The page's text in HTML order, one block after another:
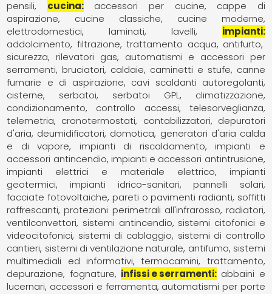
pensili
cucina accessori per cucine
cappe di
aspirazione
cucine classiche
cucine moderne
elettrodomestici
laminati lavelli
impianti
addolcimento, filtrazione, trattamento acqua antifurto,
sicurezza, rilevatori gas
automatismi e accessori per
serramenti bruciatori caldaie caminetti e stufe canne
fumarie e di aspirazione
cavi scaldanti autoregolanti
cisterne, serbatoi, serbatoi GPL
climatizzazione,
condizionamento
controllo accessi, telesorveglianza,
telemetria
cronotermostati, contabilizzatori
depuratori
d'aria deumidificatori domotica generatori d'aria calda
e di vapore
impianti di riscaldamento
impianti e
accessori antincendio impianti e accessori antintrusione
impianti elettrici e materiale elettrico
impianti
geotermici
impianti idrico-sanitari
pannelli solari,
facciate fotovoltaiche pareti o pavimenti radianti, soffitti
raffrescanti protezioni perimetrali all'infrarosso radiatori,
ventilconvettori sistemi antincendio sistemi citofonici e
videocitofonici sistemi di cablaggio sistemi di controllo
cantieri sistemi di ventilazione naturale, antifumo sistemi
multimediali ed informativi
termocamini
trattamento,
depurazione, fognature infissi e serramenti abbaini e
lucernari accessori e ferramenta automatismi per porte